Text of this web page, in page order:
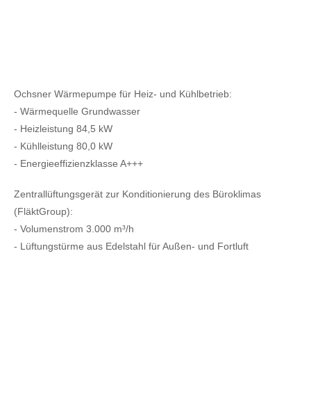
Ochsner Wärmepumpe für Heiz- und Kühlbetrieb:
- Wärmequelle Grundwasser
- Heizleistung 84,5 kW
- Kühlleistung 80,0 kW
- Energieeffizienzklasse A+++
Zentrallüftungsgerät zur Konditionierung des Büroklimas
(FläktGroup):
- Volumenstrom 3.000 m³/h
- Lüftungstürme aus Edelstahl für Außen- und Fortluft